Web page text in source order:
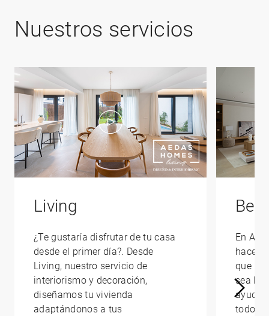
Nuestros servicios
Living
¿Te gustaría disfrutar de tu casa
desde el primer día?. Desde
Living, nuestro servicio de
interiorismo y decoración,
diseñamos tu vivienda
adaptándonos a tus
En
que la
sea lo
todo lo